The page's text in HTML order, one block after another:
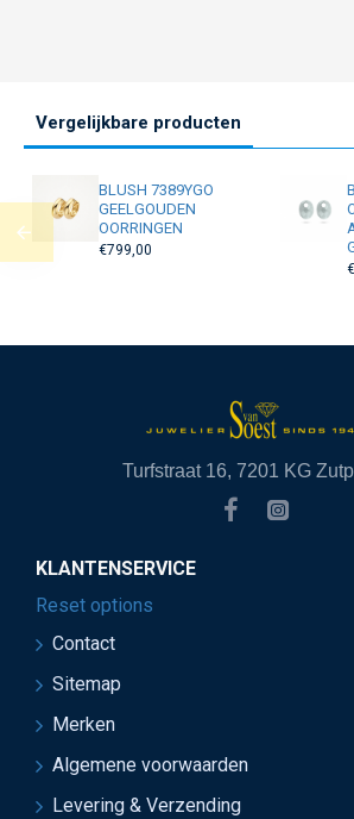
Vergelijkbare producten
BLUSH 7389YGO
GEELGOUDEN
OORRINGEN
€799,00
Turfstraat 16, 7201 KG
KLANTENSERVICE
Reset options
Contact
Sitemap
Merken
Algemene voorwaarden
Levering & Verzending